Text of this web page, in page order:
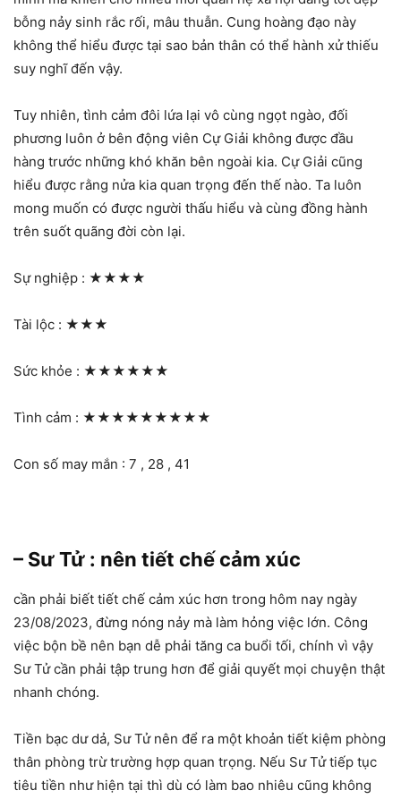
bỗng nảy sinh rắc rối, mâu thuẫn. Cung hoàng đạo này
không thể hiểu được tại sao bản thân có thể hành xử thiếu
suy nghĩ đến vậy.
Tuy nhiên, tình cảm đôi lứa lại vô cùng ngọt ngào, đối
phương luôn ở bên động viên Cự Giải không được đầu
hàng trước những khó khăn bên ngoài kia. Cự Giải cũng
hiểu được rằng nửa kia quan trọng đến thế nào. Ta luôn
mong muốn có được người thấu hiểu và cùng đồng hành
trên suốt quãng đời còn lại.
Sự nghiệp : ★★★★
Tài lộc : ★★★
Sức khỏe : ★★★★★★
Tình cảm : ★★★★★★★★★
Con số may mắn : 7 , 28 , 41
– Sư Tử : nên tiết chế cảm xúc
cần phải biết tiết chế cảm xúc hơn trong hôm nay ngày
23/08/2023, đừng nóng nảy mà làm hỏng việc lớn. Công
việc bộn bề nên bạn dễ phải tăng ca buổi tối, chính vì vậy
Sư Tử cần phải tập trung hơn để giải quyết mọi chuyện thật
nhanh chóng.
Tiền bạc dư dả, Sư Tử nên để ra một khoản tiết kiệm phòng
thân phòng trừ trường hợp quan trọng. Nếu Sư Tử tiếp tục
tiêu tiền như hiện tại thì dù có làm bao nhiêu cũng không